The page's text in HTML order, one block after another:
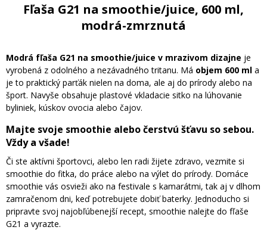
Fľaša G21 na smoothie/juice, 600 ml,
modrá-zmrznutá
Modrá fľaša G21 na smoothie/juice v mrazivom dizajne je
vyrobená z odolného a nezávadného tritanu. Má objem 600 ml a
je to praktický parťák nielen na doma, ale aj do prírody alebo na
šport. Navyše obsahuje plastové vkladacie sitko na lúhovanie
byliniek, kúskov ovocia alebo čajov.
Majte svoje smoothie alebo čerstvú šťavu so sebou.
Vždy a všade!
Či ste aktívni športovci, alebo len radi žijete zdravo, vezmite si
smoothie do fitka, do práce alebo na výlet do prírody. Domáce
smoothie vás osvieži ako na festivale s kamarátmi, tak aj v dlhom
zamračenom dni, keď potrebujete dobiť baterky. Jednoducho si
pripravte svoj najobľúbenejší recept, smoothie nalejte do fľaše
G21 a vyrazte.